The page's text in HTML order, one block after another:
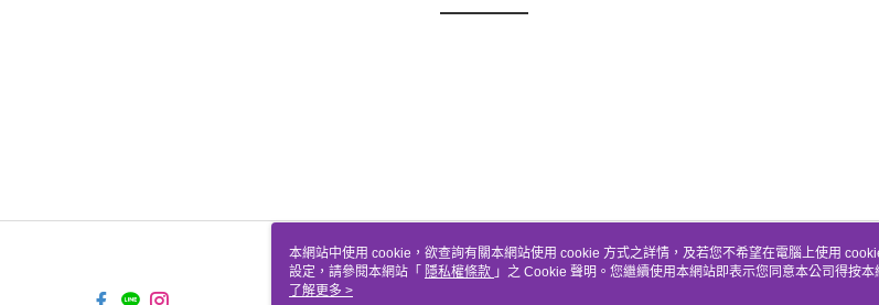
關於我們 客服
本網站中使用 cookie，欲查詢有關本網站使用 cookie 方式之詳情，及若您不希望在電腦上使用
設定，請參閱本網站「 隱私權條款 」之 Cookie 聲明。您繼續使用本網站即表示您同意本公司得按
使用 cookie。
了解更多 >